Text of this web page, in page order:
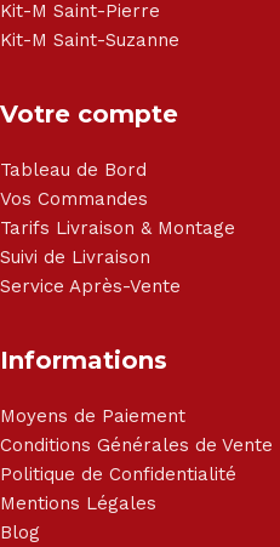
Kit-M Saint-Pierre
Kit-M Saint-Suzanne
Votre compte
Tableau de Bord
Vos Commandes
Tarifs Livraison & Montage
Suivi de Livraison
Service Après-Vente
Informations
Moyens de Paiement
Conditions Générales de Vente
Politique de Confidentialité
Mentions Légales
Blog